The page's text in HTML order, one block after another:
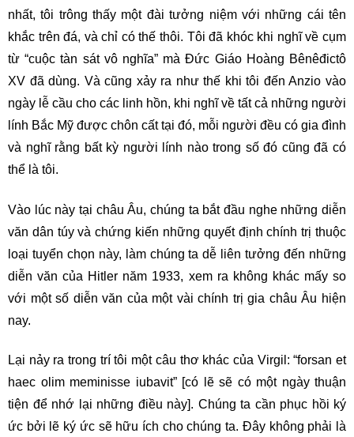
nhất, tôi trông thấy một đài tưởng niệm với những cái tên
khắc trên đá, và chỉ có thế thôi. Tôi đã khóc khi nghĩ về cụm
từ “cuộc tàn sát vô nghĩa” mà Đức Giáo Hoàng Bênêđictô
XV đã dùng. Và cũng xảy ra như thế khi tôi đến Anzio vào
ngày lễ cầu cho các linh hồn, khi nghĩ về tất cả những người
lính Bắc Mỹ được chôn cất tại đó, mỗi người đều có gia đình
và nghĩ rằng bất kỳ người lính nào trong số đó cũng đã có
thể là tôi.
Vào lúc này tại châu Âu, chúng ta bắt đầu nghe những diễn
văn dân túy và chứng kiến những quyết định chính trị thuộc
loại tuyển chọn này, làm chúng ta dễ liên tưởng đến những
diễn văn của Hitler năm 1933, xem ra không khác mấy so
với một số diễn văn của một vài chính trị gia châu Âu hiện
nay.
Lại nảy ra trong trí tôi một câu thơ khác của Virgil: “forsan et
haec olim meminisse iubavit” [có lẽ sẽ có một ngày thuận
tiện để nhớ lại những điều này]. Chúng ta cần phục hồi ký
ức bởi lẽ ký ức sẽ hữu ích cho chúng ta. Đây không phải là